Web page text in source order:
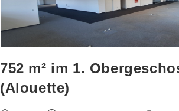
752 m² im 1.
(Alouette)